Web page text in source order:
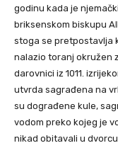
godinu kada je
briksenskom biskupu
stoga se pretpostavlja
nalazio toranj okružen
darovnici iz 1011.
utvrda sagrađena na
su dograđene kule,
vodom preko kojeg je
nikad obitavali u